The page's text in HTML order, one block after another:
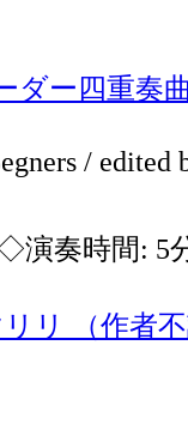
ー四重奏
/ edited
演奏時間: 5
リ （作者